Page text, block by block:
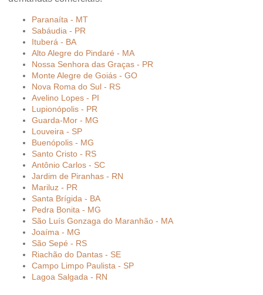
Paranaíta - MT
Sabáudia - PR
Ituberá - BA
Alto Alegre do Pindaré - MA
Nossa Senhora das Graças - PR
Monte Alegre de Goiás - GO
Nova Roma do Sul - RS
Avelino Lopes - PI
Lupionópolis - PR
Guarda-Mor - MG
Louveira - SP
Buenópolis - MG
Santo Cristo - RS
Antônio Carlos - SC
Jardim de Piranhas - RN
Mariluz - PR
Santa Brígida - BA
Pedra Bonita - MG
São Luís Gonzaga do Maranhão - MA
Joaíma - MG
São Sepé - RS
Riachão do Dantas - SE
Campo Limpo Paulista - SP
Lagoa Salgada - RN